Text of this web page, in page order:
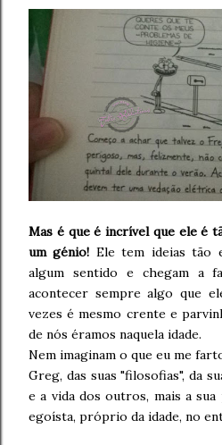
Mas é que é incrível que ele é
um génio! Ele tem ideias tão
algum sentido e chegam a
acontecer sempre algo que
vezes é mesmo crente e
de nós éramos naquela idade.
Nem imaginam o que eu me
Greg, das suas "filosofias", da
e a vida dos outros, mais a
egoísta, próprio da idade, no